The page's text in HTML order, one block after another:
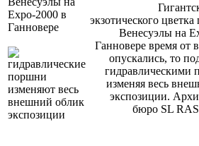
экзотического цветка
Венесуэлы на
Ганновере время от
опускались, то
гидравлическими
изменяя весь
экспозиции.
бюро SL